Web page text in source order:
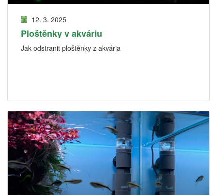
12. 3. 2025
Ploštěnky v akváriu
Jak odstranit ploštěnky z akvária